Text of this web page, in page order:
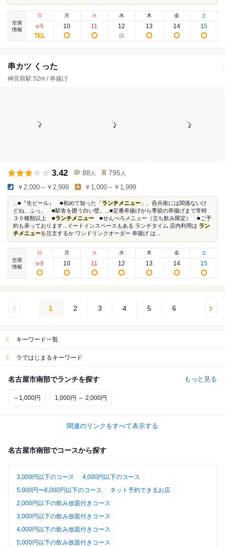
空席
情報
日
8/9
月
10
火
11
水
12
木
13
金
14
土
15
串カツ くった
神宮前駅 52m / 串揚げ
3.42 88 人 795 人
￥2,000～￥2,999 ￥1,000～￥1,999
...■『生ビール』 ■初めて知った「 ランチメニュー 」。呑兵衛には関係ないけ
どね、ふっ。 ■駅舎を囲う白い壁。...■定番串揚げから季節の串揚げまで常時
３０種類以上 ■ランチメニュー ■せんべろメニュー（立ち飲み限定） ■ご予
約も承っております...イートインスペースもある ランチタイム 店内利用は ラン
チメニューを注文するか ワンドリンクオーダー 串揚げ は...
空席
情報
日
8/9
月
10
火
11
水
12
木
13
金
14
土
15
1 2 3 4 5 6
キーワード一覧
ラではじまるキーワード
名古屋市南部でランチを探す もっと見る
～1,000円 1,000円 ～ 2,000円
関連のリンクをすべて表示する
名古屋市南部でコースから探す
3,000円以下のコース
4,000円以下のコース
5,000円〜8,000円以下のコース
ネット予約できるお店
2,000円以下の飲み放題付きコース
3,000円以下の飲み放題付きコース
4,000円以下の飲み放題付きコース
5,000円以下の飲み放題付きコース